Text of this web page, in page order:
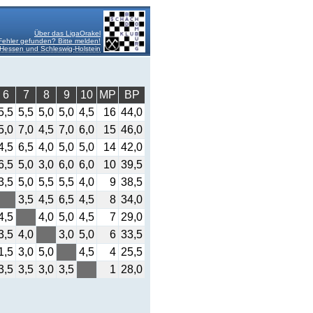
Über das LigaOrakel
gefunden? Bitte melden!
und Schleswig-Holstein
6 7 8 9 10 MP
BP
5,5 5,0 5,0 4,5 16 44,0
7,0 4,5 7,0 6,0 15 46,0
6,5 4,0 5,0 5,0 14 42,0
5,0 3,0 6,0 6,0 10 39,5
5,0 5,5 5,5 4,0 9 38,5
3,5 4,5 6,5 4,5 8 34,0
4,0 5,0 4,5 7 29,0
4,0 3,0 5,0 6 33,5
3,0 5,0 4,5 4 25,5
3,5 3,0 3,5 1 28,0